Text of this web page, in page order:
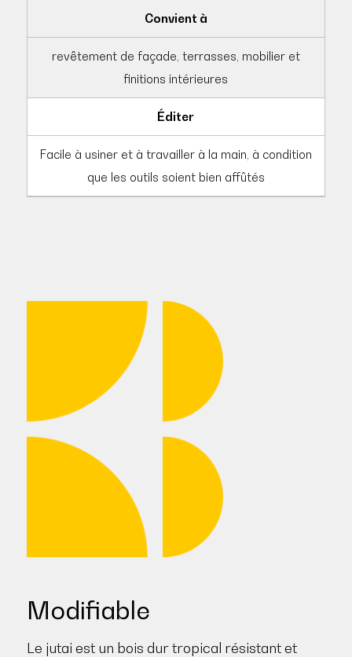
Convient à
revêtement de façade, terrasses, mobilier et
finitions intérieures
Éditer
Facile à usiner et à travailler à la main, à condition
que les outils soient bien affûtés
Modifiable
Le jutai est un bois dur tropical résistant et